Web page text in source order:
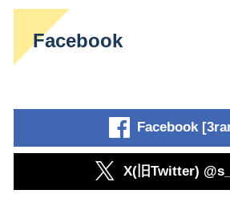
Facebook
Facebook
X(旧Twitter)